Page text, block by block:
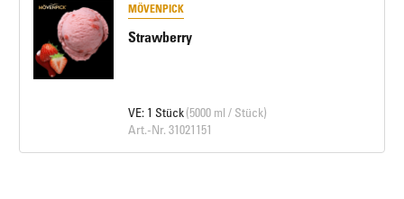
MÖVENPICK
Strawberry
VE: 1 Stück(5000 ml / Stück)
Art.-Nr. 31021151